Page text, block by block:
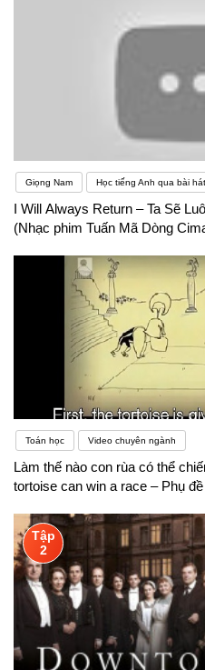
Giọng Nam Học tiếng Anh qua bài
I Will Always Return – Ta Sẽ
(Nhạc phim Tuấn Mã Dòng
Toán học Video chuyên ngành
Làm thế nào con rùa có thể
tortoise can win a race – Phụ
Tập
2